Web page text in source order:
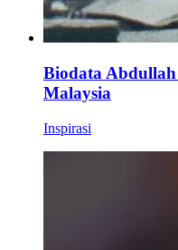
Biodata
Malaysia
Inspirasi